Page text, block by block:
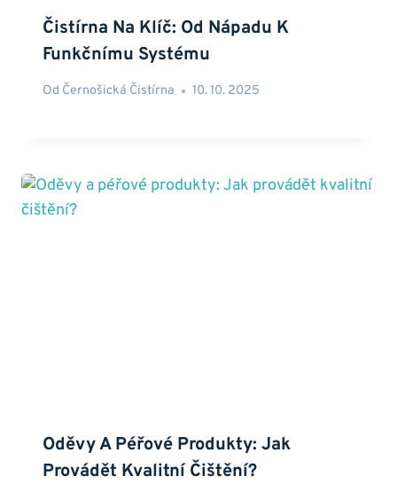
Čistírna Na Klíč: Od Nápadu K
Funkčnímu Systému
Od Černošická Čistírna 10. 10. 2025
Oděvy A Péřové Produkty: Jak
Provádět Kvalitní Čištění?